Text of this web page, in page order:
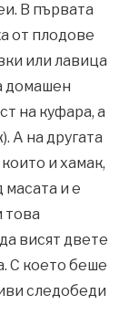
В първата
от плодове
или лавица
домашен
на куфара, а
А на другата
и хамак,
масата и е
това
висят двете
С което беше
следобеди